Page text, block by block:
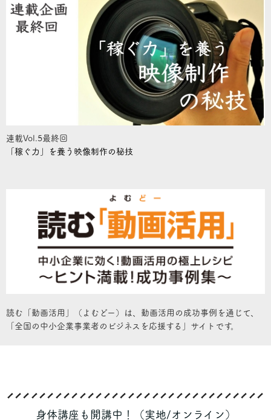
連載Vol.5最終回
「稼ぐ力」を養う映像制作の秘技
読む「動画活用」（よむどー）は、動画活用の成功事例を通じて、
「全国の中小企業事業者のビジネスを応援する」サイトです。
身体講座も開講中！（実地/オンライン）